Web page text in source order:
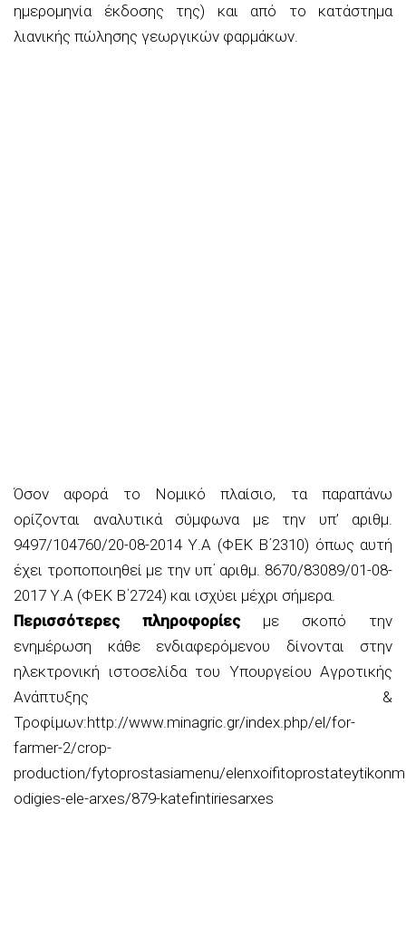
ημερομηνία έκδοσης της) και από το κατάστημα
λιανικής πώλησης γεωργικών φαρμάκων.
Όσον αφορά το Νομικό πλαίσιο, τα παραπάνω
ορίζονται αναλυτικά σύμφωνα με την υπ’ αριθμ.
9497/104760/20-08-2014 Υ.Α (ΦΕΚ Β΄2310) όπως αυτή
έχει τροποποιηθεί με την υπ΄ αριθμ. 8670/83089/01-08-
2017 Υ.Α (ΦΕΚ Β΄2724) και ισχύει μέχρι σήμερα.
Περισσότερες πληροφορίεςμε σκοπό την
ενημέρωση κάθε ενδιαφερόμενου δίνονται στην
ηλεκτρονική ιστοσελίδα του Υπουργείου Αγροτικής
Ανάπτυξης &
Τροφίμων:http://www.minagric.gr/index.php/el/for-
farmer-2/crop-
production/fytoprostasiamenu/
odigies-ele-arxes/879-katefintiriesarxes